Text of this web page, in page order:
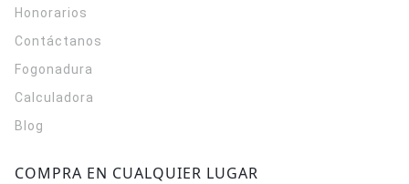
Honorarios
Contáctanos
Fogonadura
Calculadora
Blog
COMPRA EN CUALQUIER LUGAR